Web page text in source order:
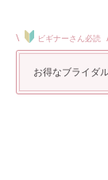
\ ビギナーさん必読
お得なブライダ